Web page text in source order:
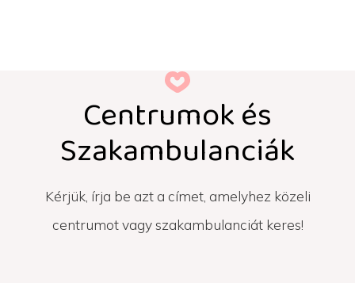
Centrumok és
Szakambulanciák
Kérjük, írja be azt a címet, amelyhez közeli
centrumot vagy szakambulanciát keres!